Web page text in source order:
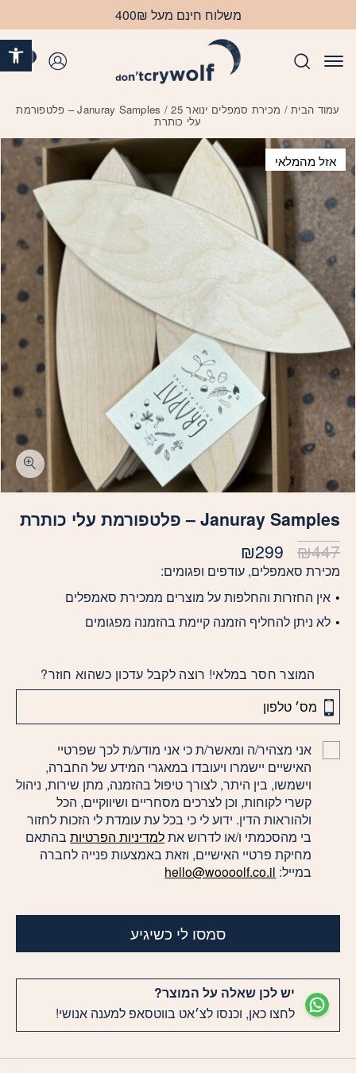
משלוח חינם מעל 400₪
עמוד הבית/ מכירת סמפלים ינואר 25 / Januray Samples – פלטפורמת
עלי כותרת
Januray Samples – פלטפורמת עלי כותרת
₪447
המחיר
המקורי
היה:
₪447.
₪299 המחיר
הנוכחי
הוא:
מכירת סאמפלים, עודפים ופגומים:
אין החזרות והחלפות על מוצרים ממכירת סאמפלים
לא ניתן להחליף הזמנה קיימת בהזמנה מפגומים
המוצר חסר במלאי! רוצה לקבל עדכון כשהוא חוזר?
אני מצהיר/ה ומאשר/ת כי אני מודע/ת לכך שפרטיי
האישיים יישמרו ויעובדו במאגרי המידע של החברה,
וישמשו, בין היתר, לצורך טיפול בהזמנה, מתן שירות, ניהול
קשרי לקוחות, וכן לצרכים מסחריים ושיווקיים, הכל
ולהוראות הדין. ידוע לי כי בכל עת עומדת לי הזכות לחזור
בי מהסכמתי ו/או לדרוש אתלמדיניות הפרטיותבהתאם
מחיקת פרטיי האישיים, וזאת באמצעות פנייה לחברה
במייל: hello@woooolf.co.il
סמסו לי כשיגיע
יש לכן שאלה על המוצר?
לחצו כאן, וכנסו לצ׳אט בווטסאפ למענה אנושי!
אזל מהמלאי